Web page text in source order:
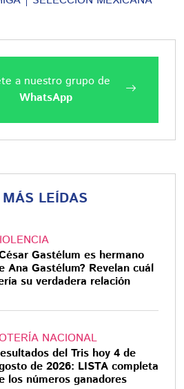
a nuestro grupo de
WhatsApp
LEÍDAS
Gastélum es hermano
Ana Gastélum? Revelan cuál
su verdadera relación
NACIONAL
del Tris hoy 4 de
de 2026: LISTA completa
los números ganadores